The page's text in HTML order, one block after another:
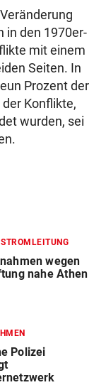
in den 1970er-
mit einem
Seiten. In
Prozent der
Konflikte,
wurden, sei
wegen
nahe Athen
Polizei